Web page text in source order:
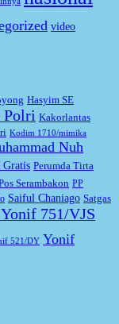
video
Hasyim SE
Polri Kakorlantas
Kodim 1710/mimika
Nuh
Gratis Perumda Tirta
Serambakon PP
Saiful Chaniago Satgas
Yonif 751/VJS
521/DY Yonif